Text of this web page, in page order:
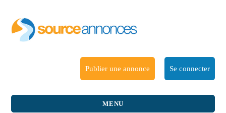
Publier une annonce Se connecter
MENU